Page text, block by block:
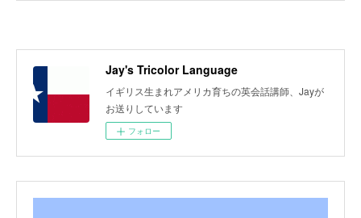
Jay's Tricolor Language
イギリス生まれアメリカ育ちの英会話講師、Jayが
お送りしています
フォロー